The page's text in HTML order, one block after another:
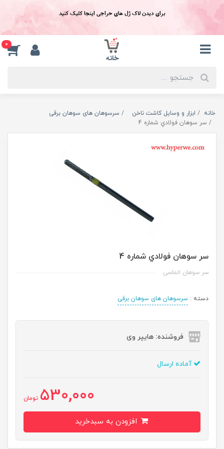
برای دیدن لاک ژل های حراجی اینجا کلیک کنید
0
خانه ابزار و وسایل کاشت ناخن
سرسوهان های سوهان برقی
سر سوهان فولادي شماره 4
سر سوهان فولادي شماره 4
سر سوهان الماسی
دسته : سرسوهان های سوهان برقی
فروشنده: هایپر وی
آماده ارسال
530,000 تومان